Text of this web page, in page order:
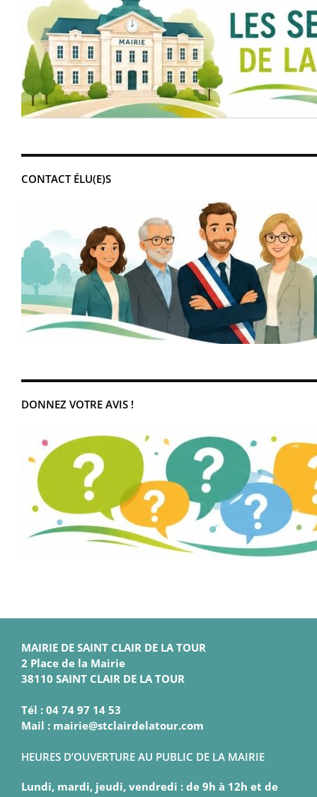
CONTACT ÉLU(E)S
DONNEZ VOTRE AVIS !
MAIRIE DE SAINT CLAIR DE LA TOUR
2 Place de la Mairie
38110 SAINT CLAIR DE LA TOUR
Tél : 04 74 97 14 53
Mail : mairie@stclairdelatour.com
HEURES D’OUVERTURE AU PUBLIC DE LA MAIRIE
Lundi, mardi, jeudi, vendredi : de 9h à 12h et de